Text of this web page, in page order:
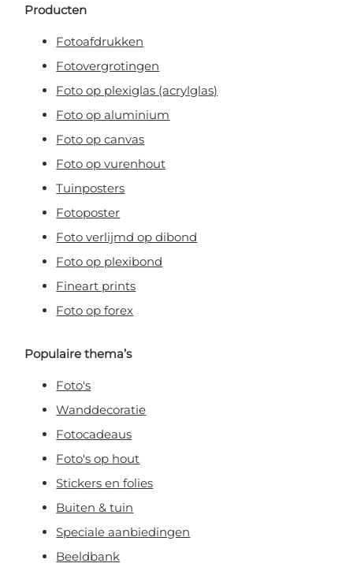
Producten
Fotoafdrukken
Fotovergrotingen
Foto op plexiglas (acrylglas)
Foto op aluminium
Foto op canvas
Foto op vurenhout
Tuinposters
Fotoposter
Foto verlijmd op dibond
Foto op plexibond
Fineart prints
Foto op forex
Populaire thema’s
Foto's
Wanddecoratie
Fotocadeaus
Foto's op hout
Stickers en folies
Buiten & tuin
Speciale aanbiedingen
Beeldbank
10% KORTING OP JE
BESTELLING? 👀
op de hoogte van alle acties,
exclusieve deals & persoonlijke
Claim korting!